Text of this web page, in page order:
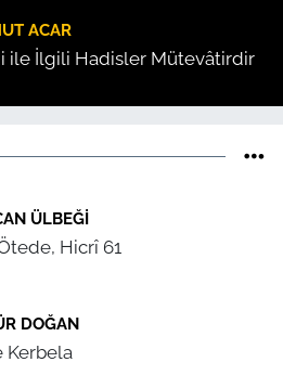
ACAR
ile İlgili Hadisler Mütevâtirdir
ÜLBEĞI
Hicrî 61
DOĞAN
Kerbela